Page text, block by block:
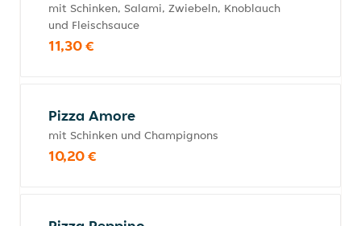
mit Schinken, Salami, Zwiebeln, Knoblauch
und Fleischsauce
11,30 €
Pizza Amore
mit Schinken und Champignons
10,20 €